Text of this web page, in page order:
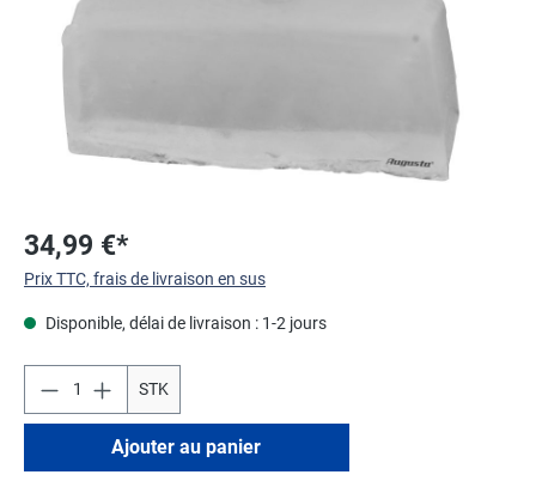
34,99 €*
Prix TTC, frais de livraison en sus
Disponible, délai de livraison : 1-2 jours
STK
Ajouter au panier